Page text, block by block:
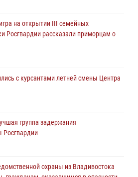
Владимирском храме – Главном
участие в молебне,
на открытии III семейных
на открытии III семейных
Росгвардии рассказали приморцам о
с курсантами летней смены Центра
группа задержания
Росгвардии
охраны из Владивостока